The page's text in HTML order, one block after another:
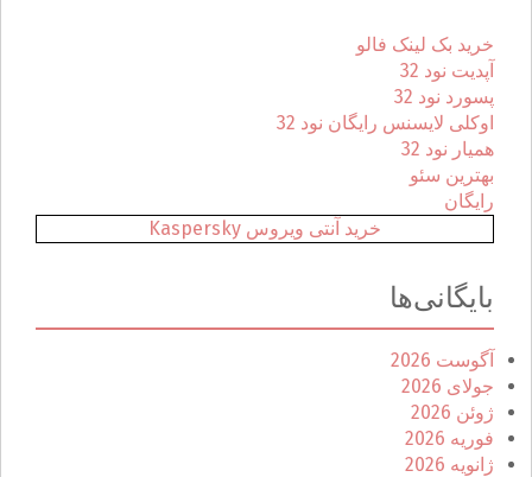
خرید بک لینک فالو
آپدیت نود 32
پسورد نود 32
اوکلی لایسنس رایگان نود 32
همیار نود 32
بهترین سئو
رایگان
خرید آنتی ویروس Kaspersky
بایگانی‌ها
آگوست 2026
جولای 2026
ژوئن 2026
فوریه 2026
ژانویه 2026